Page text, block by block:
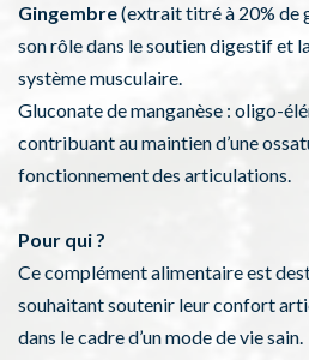
Gingembre(extrait titré à 20% de
son rôle dans le soutien digestif et
système musculaire.
Gluconate de manganèse : oligo-
contribuant au maintien d’une
fonctionnement des articulations.
Pour qui ?
Ce complément alimentaire est
souhaitant soutenir leur confort
dans le cadre d’un mode de vie sain.